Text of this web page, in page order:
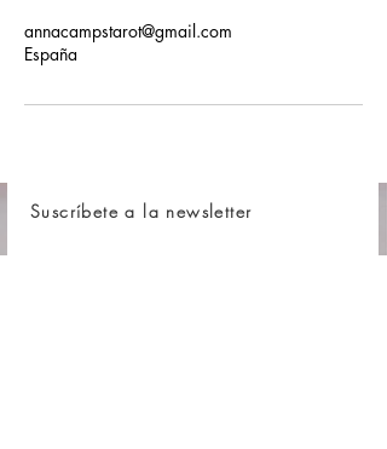
annacampstarot@gmail.com
España
Suscríbete a la newsletter